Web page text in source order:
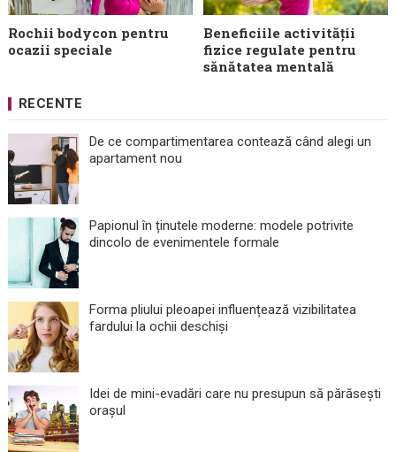
Rochii bodycon pentru
ocazii speciale
Beneficiile activității
fizice regulate pentru
sănătatea mentală
RECENTE
De ce compartimentarea contează când alegi un
apartament nou
Papionul în ținutele moderne: modele potrivite
dincolo de evenimentele formale
Forma pliului pleoapei influențează vizibilitatea
fardului la ochii deschiși
Idei de mini-evadări care nu presupun să părăsești
orașul